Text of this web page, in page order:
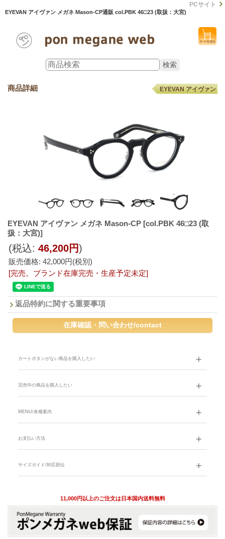
EYEVAN アイヴァン メガネ Mason-CP通販 col.PBK 46□23 (取扱：大宮)
PCサイト
商品詳細 EYEVAN アイヴァン
EYEVAN アイヴァン メガネ Mason-CP [col.PBK 46□23 (取
扱：大宮)]
販売価格: 42,000円(税別)
(税込: 46,200円)
[完売。ブランド在庫完売・生産予定未定]
返品特約に関する重要事項
カートボタンがない商品を購入したい
完売中の商品を購入したい
MENU/各種案内
お支払い方法
サイズガイド/対応部位
11,000円以上のご注文は日本国内送料無料